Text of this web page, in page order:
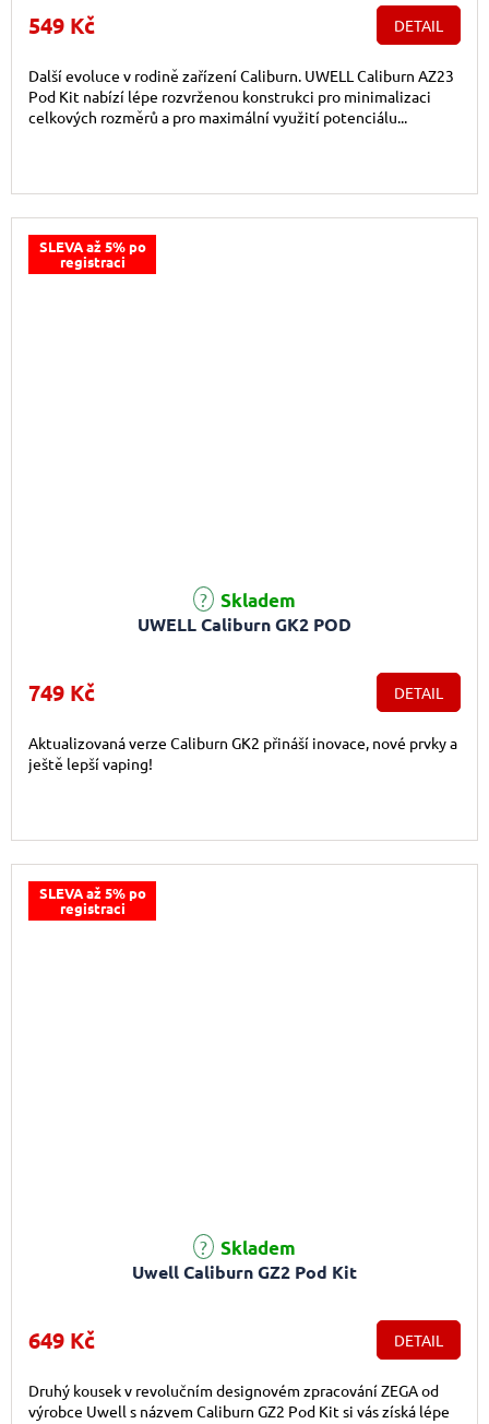
549 Kč DETAIL
Další evoluce v rodině zařízení Caliburn. UWELL Caliburn AZ23
Pod Kit nabízí lépe rozvrženou konstrukci pro minimalizaci
celkových rozměrů a pro maximální využití potenciálu...
SLEVA až 5% po
registraci
UWELL Caliburn GK2 POD
Průměrné hodnocení produktu je 5,0 z 5 hvězdiček.
Skladem
749 Kč DETAIL
Aktualizovaná verze Caliburn GK2 přináší inovace, nové prvky a
ještě lepší vaping!
SLEVA až 5% po
registraci
Uwell Caliburn GZ2 Pod Kit
Průměrné hodnocení produktu je 5,0 z 5 hvězdiček.
Skladem
649 Kč DETAIL
Druhý kousek v revolučním designovém zpracování ZEGA od
výrobce Uwell s názvem Caliburn GZ2 Pod Kit si vás získá lépe